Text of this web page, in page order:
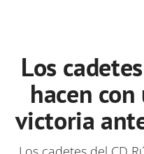
Los
hacen
victoria